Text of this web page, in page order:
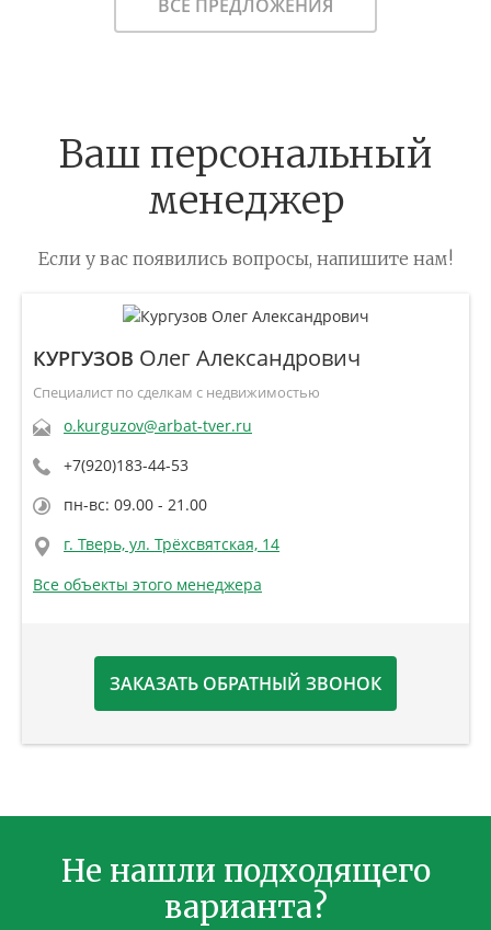
ВСЕ ПРЕДЛОЖЕНИЯ
Ваш персональный
менеджер
Если у вас появились вопросы, напишите нам!
КУРГУЗОВ Олег Александрович
Специалист по сделкам с недвижимостью
o.kurguzov@arbat-tver.ru
+7(920)183-44-53
пн-вс: 09.00 - 21.00
г. Тверь, ул. Трёхсвятская, 14
Все объекты этого менеджера
ЗАКАЗАТЬ ОБРАТНЫЙ ЗВОНОК
Не нашли подходящего
варианта?